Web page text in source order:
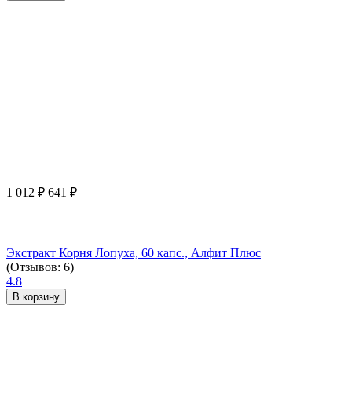
1 012 ₽ 641 ₽
Экстракт Корня Лопуха, 60 капс., Алфит Плюс
(Отзывов: 6)
4.8
В корзину